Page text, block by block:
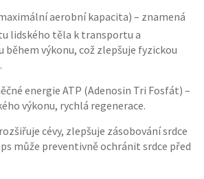
aerobní kapacita) – znamená
lidského těla k transportu a
během výkonu, což zlepšuje fyzickou
energie ATP (Adenosin Tri Fosfát) –
výkonu, rychlá regenerace.
cévy, zlepšuje zásobování srdce
může preventivně ochránit srdce před